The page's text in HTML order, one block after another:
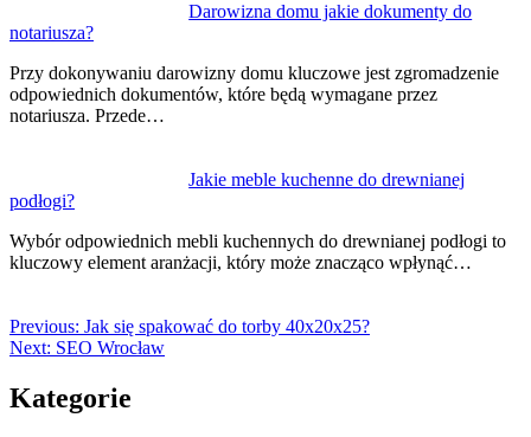
Darowizna domu jakie dokumenty do
notariusza?
Przy dokonywaniu darowizny domu kluczowe jest zgromadzenie
odpowiednich dokumentów, które będą wymagane przez
notariusza. Przede…
Jakie meble kuchenne do drewnianej
podłogi?
Wybór odpowiednich mebli kuchennych do drewnianej podłogi to
kluczowy element aranżacji, który może znacząco wpłynąć…
Previous: Jak się spakować do torby 40x20x25?
Next: SEO Wrocław
Kategorie